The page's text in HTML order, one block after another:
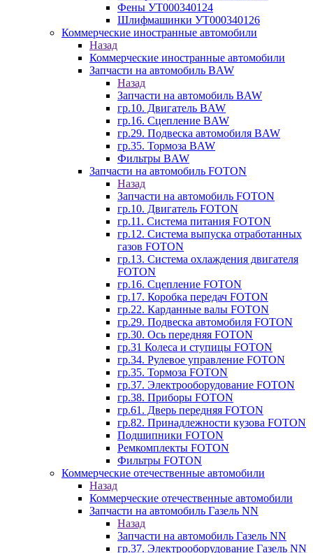
Фены УТ000340124
Шлифмашинки УТ000340126
Коммерческие иностранные автомобили
Назад
Коммерческие иностранные автомобили
Запчасти на автомобиль BAW
Назад
Запчасти на автомобиль BAW
гр.10. Двигатель BAW
гр.16. Сцепление BAW
гр.29. Подвеска автомобиля BAW
гр.35. Тормоза BAW
Фильтры BAW
Запчасти на автомобиль FOTON
Назад
Запчасти на автомобиль FOTON
гр.10. Двигатель FOTON
гр.11. Система питания FOTON
гр.12. Система выпуска отработанных
газов FOTON
гр.13. Система охлаждения двигателя
FOTON
гр.16. Сцепление FOTON
гр.17. Коробка передач FOTON
гр.22. Карданные валы FOTON
гр.29. Подвеска автомобиля FOTON
гр.30. Ось передняя FOTON
гр.31 Колеса и ступицы FOTON
гр.34. Рулевое управление FOTON
гр.35. Тормоза FOTON
гр.37. Электрооборудование FOTON
гр.38. Приборы FOTON
гр.61. Дверь передняя FOTON
гр.82. Принадлежности кузова FOTON
Подшипники FOTON
Ремкомплекты FOTON
Фильтры FOTON
Коммерческие отечественные автомобили
Назад
Коммерческие отечественные автомобили
Запчасти на автомобиль Газель NN
Назад
Запчасти на автомобиль Газель NN
гр.37. Электрооборудование Газель NN